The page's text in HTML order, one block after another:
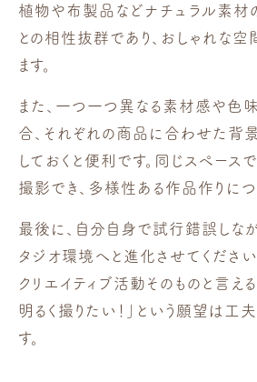
植物や布製品などナチュラル素材
との相性抜群であり、おしゃれな
ます。
また、一つ一つ異なる素材感や色
合、それぞれの商品に合わせた背
しておくと便利です。同じスペース
撮影でき、多様性ある作品作りにつ
最後に、自分自身で試行錯誤しな
タジオ環境へと進化させてください
クリエイティブ活動そのものと言える
明るく撮りたい！」という願望は工
す。